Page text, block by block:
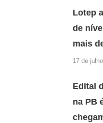
Lotep
de
mais
17 de
Edital
na PB